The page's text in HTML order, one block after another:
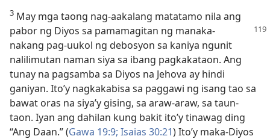
3 May mga taong nag-aakalang matatamo nila ang
pabor ng Diyos sa pamamagitan ng manaka-
nakang pag-uukol ng debosyon sa kaniya ngunit
nalilimutan naman siya sa ibang pagkakataon. Ang
tunay na pagsamba sa Diyos na Jehova ay hindi
ganiyan. Ito’y nagkakabisa sa paggawi ng isang tao sa
bawat oras na siya’y gising, sa araw-araw, sa taun-
taon. Iyan ang dahilan kung bakit ito’y tinawag ding
“Ang Daan.” (Gawa 19:9; Isaias 30:21) Ito’y maka-Diyos